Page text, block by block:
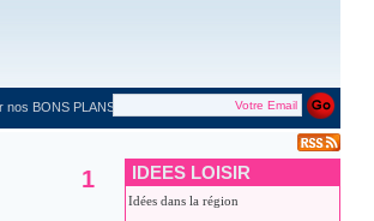
nos BONS PLANS
IDEES LOISIR
Idées dans la région
1